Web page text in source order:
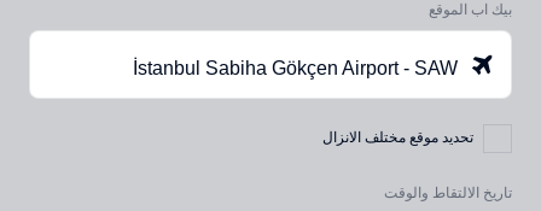
بيك اب الموقع
تحديد موقع مختلف الانزال
تاريخ الالتقاط والوقت